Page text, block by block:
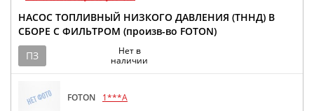
НАСОС ТОПЛИВНЫЙ НИЗКОГО ДАВЛЕНИЯ (ТННД) В
СБОРЕ С ФИЛЬТРОМ (произв-во FOTON)
ПЗ
Нет в
наличии
FOTON 1***A